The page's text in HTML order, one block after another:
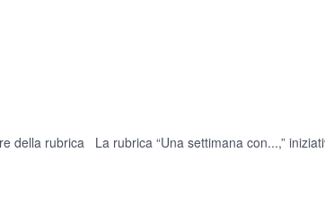
della rubrica La rubrica “Una settimana con...,”